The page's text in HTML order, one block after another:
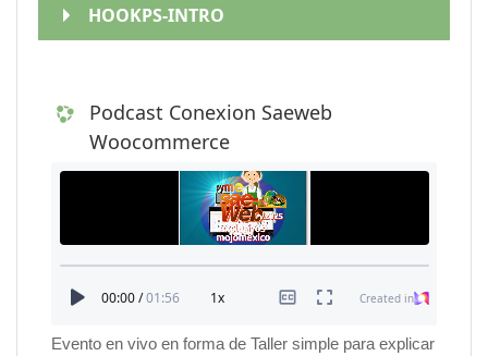
HOOKPS-INTRO
Podcast Conexion Saeweb
Woocommerce
Evento en vivo en forma de Taller simple para explicar